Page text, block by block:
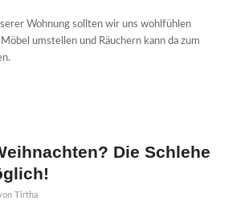
Wohnung sollten wir uns wohlfühlen
umstellen und Räuchern kann da zum
Die Schlehe
Tirtha